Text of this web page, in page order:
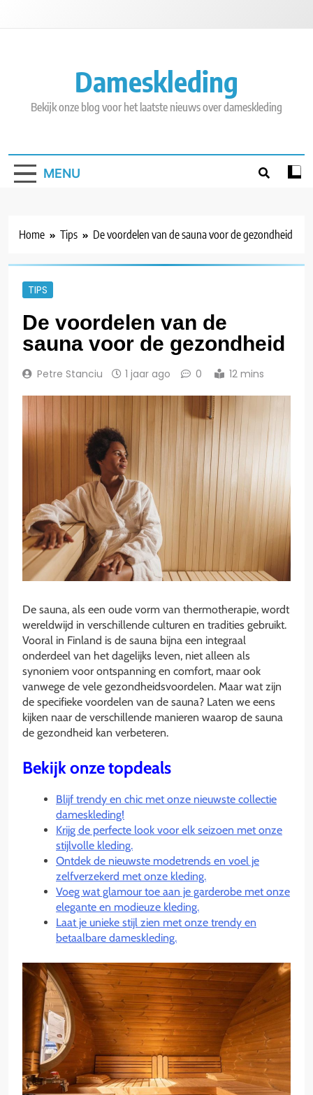
Dameskleding
Bekijk onze blog voor het laatste nieuws over dameskleding
MENU
Home Tips De voordelen van de sauna voor de gezondheid
TIPS
De voordelen van de
sauna voor de gezondheid
Petre Stanciu 1 jaar ago 0 12 mins
De sauna, als een oude vorm van thermotherapie, wordt
wereldwijd in verschillende culturen en tradities gebruikt.
Vooral in Finland is de sauna bijna een integraal
onderdeel van het dagelijks leven, niet alleen als
synoniem voor ontspanning en comfort, maar ook
vanwege de vele gezondheidsvoordelen. Maar wat zijn
de specifieke voordelen van de sauna? Laten we eens
kijken naar de verschillende manieren waarop de sauna
de gezondheid kan verbeteren.
Bekijk onze topdeals
Blijf trendy en chic met onze nieuwste collectie
dameskleding!
Krijg de perfecte look voor elk seizoen met onze
stijlvolle kleding.
Ontdek de nieuwste modetrends en voel je
zelfverzekerd met onze kleding.
Voeg wat glamour toe aan je garderobe met onze
elegante en modieuze kleding.
Laat je unieke stijl zien met onze trendy en
betaalbare dameskleding.